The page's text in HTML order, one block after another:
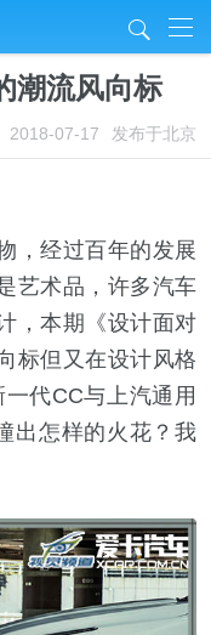
j
潮流风向标
2018-07-17 发布于北京
经过百年的发展
艺术品，许多汽车
，本期《设计面对
标但又在设计风格
代CC与上汽通用
出怎样的火花？我